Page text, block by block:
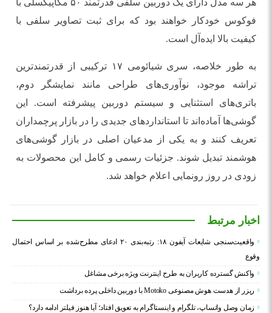
هر سه مدل دارای یک دوربین سلفی قدرتمند ۵۰ مگاپیکسلی با
فوکوس خودکار خواهند بود که برای ثبت تصاویر سلفی با
کیفیت بالا ایده‌آل است.
به طور خلاصه، سری شیائومی ۱۷ ترکیبی از قدرتمندترین
تراشه موجود، نوآوری‌های طراحی مانند نمایشگر دوم،
باتری‌های استثنایی و سیستم دوربین پیشرفته است. این
گوشی‌ها آماده‌اند تا استانداردهای جدیدی را در بازار پرچمداران
تعریف کنند و به یکی از مدعیان اصلی در بازار گوشی‌های
هوشمند تبدیل شوند. جزئیات رسمی و کامل این محصولات به
زودی در روز رونمایی اعلام خواهد شد.
اخبار مرتبط
واقعیت‌سنجی شایعات آیفون ۱۸: رتبه‌بندی ۲۰ ادعای مطرح‌شده بر اساس احتمال
وقوع
واکنش گسترده کاربران به طرح اینترنت ویژه برخی مشاغل
ریزر از هدست هوش مصنوعی Motoko با دوربین داخلی پرده برداشت
زمان وصل واتساپ، تلگرام و اینستاگرام به تعویق افتاد؛ آیا هنوز فیلتر ادامه دارد؟